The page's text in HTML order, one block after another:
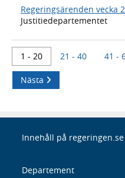
Regeringsärenden vecka
Justitiedepartementet
1 - 20 21 - 40 41 -
Nästa
Innehåll på regeringen.se
Departement